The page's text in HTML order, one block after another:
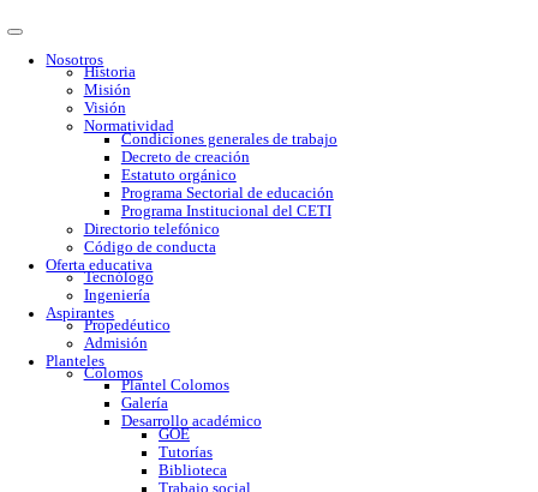
Nosotros
Historia
Misión
Visión
Normatividad
Condiciones generales de trabajo
Decreto de creación
Estatuto orgánico
Programa Sectorial de educación
Programa Institucional del CETI
Directorio telefónico
Código de conducta
Oferta educativa
Tecnólogo
Ingeniería
Aspirantes
Propedéutico
Admisión
Colomos
Plantel Colomos